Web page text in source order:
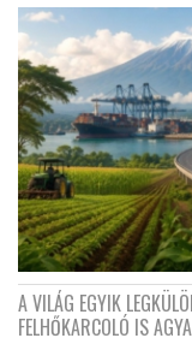
A VILÁG EGYIK
FELHŐKARCOLÓ IS